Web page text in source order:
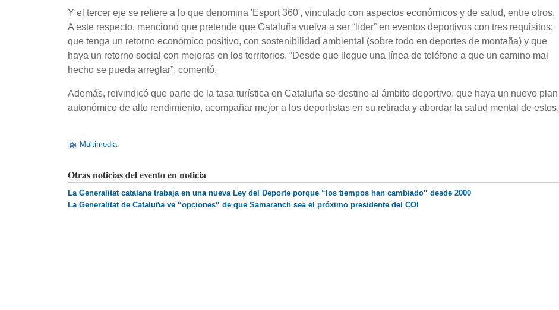
Y el tercer eje se refiere a lo que denomina 'Esport 360', vinculado con aspectos económicos y de salud, entre otros.
A este respecto, mencionó que pretende que Cataluña vuelva a ser “líder” en eventos deportivos con tres requisitos:
que tenga un retorno económico positivo, con sostenibilidad ambiental (sobre todo en deportes de montaña) y que
haya un retorno social con mejoras en los territorios. “Desde que llegue una línea de teléfono a que un camino mal
hecho se pueda arreglar”, comentó.
Además, reivindicó que parte de la tasa turística en Cataluña se destine al ámbito deportivo, que haya un nuevo plan
autonómico de alto rendimiento, acompañar mejor a los deportistas en su retirada y abordar la salud mental de estos.
Multimedia
Otras noticias del evento en noticia
La Generalitat catalana trabaja en una nueva Ley del Deporte porque “los tiempos han cambiado” desde 2000
La Generalitat de Cataluña ve “opciones” de que Samaranch sea el próximo presidente del COI